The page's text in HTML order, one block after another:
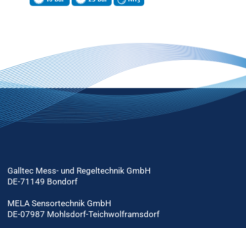
Galltec Mess- und Regeltechnik GmbH
DE-71149 Bondorf
MELA Sensortechnik GmbH
DE-07987 Mohlsdorf-Teichwolframsdorf